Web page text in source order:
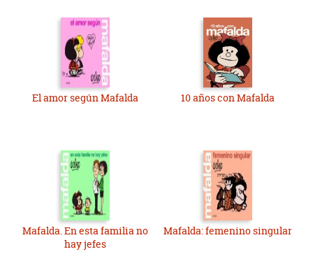
El amor según Mafalda 10 años con Mafalda
Mafalda. En esta familia no
hay jefes
Mafalda: femenino singular